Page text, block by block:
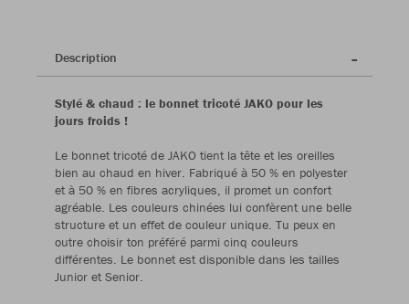
Description
Stylé & chaud : le bonnet tricoté JAKO pour les
jours froids !
Le bonnet tricoté de JAKO tient la tête et les oreilles
bien au chaud en hiver. Fabriqué à 50 % en polyester
et à 50 % en fibres acryliques, il promet un confort
agréable. Les couleurs chinées lui confèrent une belle
structure et un effet de couleur unique. Tu peux en
outre choisir ton préféré parmi cinq couleurs
différentes. Le bonnet est disponible dans les tailles
Junior et Senior.